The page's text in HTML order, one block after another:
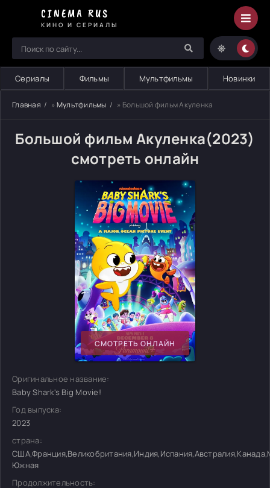
CINEMA RUS
КИНО И СЕРИАЛЫ
Сериалы Фильмы Мультфильмы Новинки
Главная » Мультфильмы » Большой фильм Акуленка
Большой фильм Акуленка(2023)
смотреть онлайн
СМОТРЕТЬ ОНЛАЙН
Оригинальное название:
Baby Shark's Big Movie!
Год выпуска:
2023
страна:
Южная
Продолжительность: